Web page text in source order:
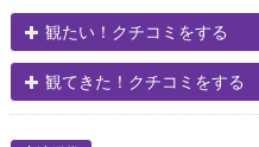
観たい！クチコミをする
観てきた！クチコミをする